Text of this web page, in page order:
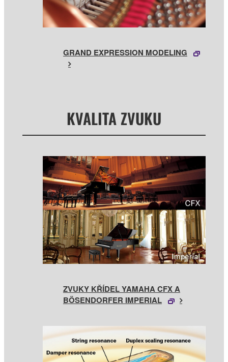
GRAND EXPRESSION MODELING
KVALITA ZVUKU
ZVUKY KŘÍDEL YAMAHA CFX A
BÖSENDORFER IMPERIAL